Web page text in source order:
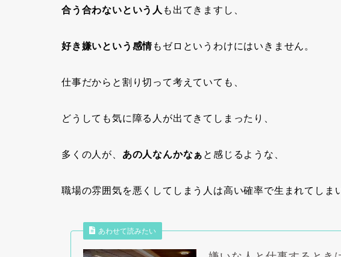
合う合わないという人 も出てきますし、
好き嫌いという感情もゼロというわけにはいきません。
仕事だからと割り切って考えていても、
どうしても気に障る人が出てきてしまったり、
多くの人が、 あの人なんかなぁ と感じるような、
職場の雰囲気を悪くしてしまう人 は高い確率で生まれてしま
あわせて読みたい